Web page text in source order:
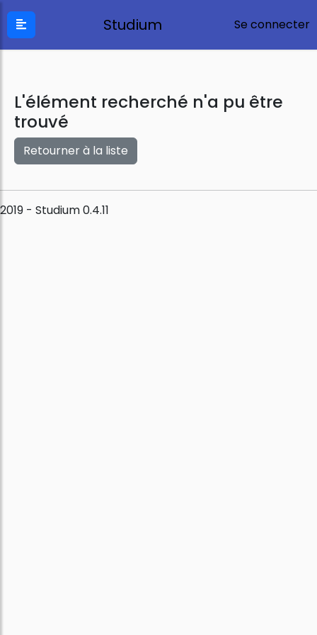
Studium Se connecter
L'élément recherché n'a pu être
trouvé
Retourner à la liste
2019 - Studium 0.4.11